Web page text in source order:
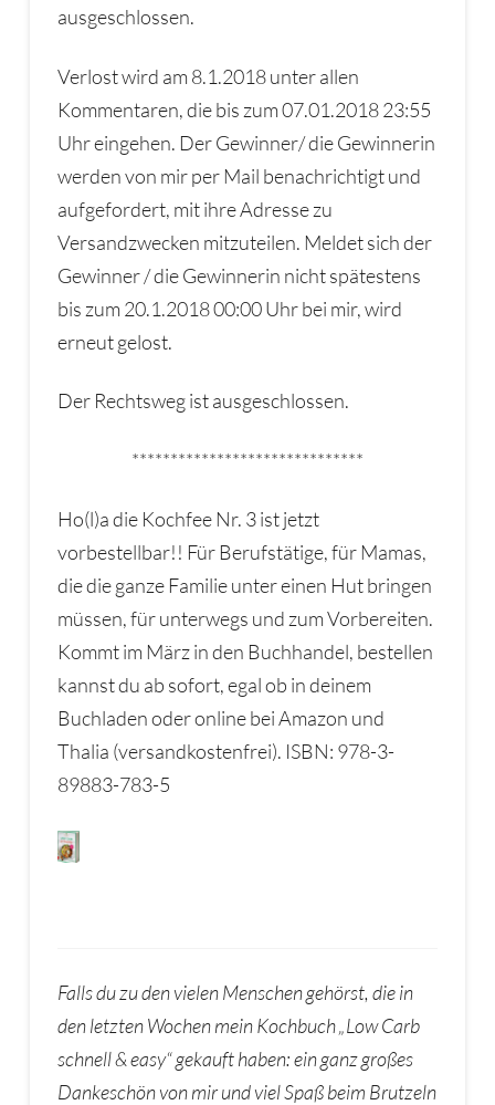
ausgeschlossen.
Verlost wird am 8.1.2018 unter allen
Kommentaren, die bis zum 07.01.2018 23:55
Uhr eingehen. Der Gewinner/ die Gewinnerin
werden von mir per Mail benachrichtigt und
aufgefordert, mit ihre Adresse zu
Versandzwecken mitzuteilen. Meldet sich der
Gewinner / die Gewinnerin nicht spätestens
bis zum 20.1.2018 00:00 Uhr bei mir, wird
erneut gelost.
Der Rechtsweg ist ausgeschlossen.
******************************
Ho(l)a die Kochfee Nr. 3 ist jetzt
vorbestellbar!! Für Berufstätige, für Mamas,
die die ganze Familie unter einen Hut bringen
müssen, für unterwegs und zum Vorbereiten.
Kommt im März in den Buchhandel, bestellen
kannst du ab sofort, egal ob in deinem
Buchladen oder online bei Amazon und
Thalia (versandkostenfrei). ISBN: 978-3-
89883-783-5
Falls du zu den vielen Menschen gehörst, die in
den letzten Wochen mein Kochbuch „Low Carb
schnell & easy“ gekauft haben: ein ganz großes
Dankeschön von mir und viel Spaß beim Brutzeln